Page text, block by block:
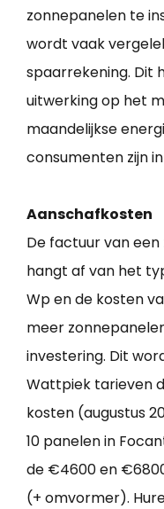
zonnepanelen te
wordt vaak
spaarrekening. Dit
uitwerking op het
maandelijkse
consumenten zijn
Aanschafkosten
De factuur van
hangt af van het
Wp en de kosten
meer
investering. Dit
Wattpiek tarieven
kosten (augustus
10 panelen in
de €4600 en
(+ omvormer).